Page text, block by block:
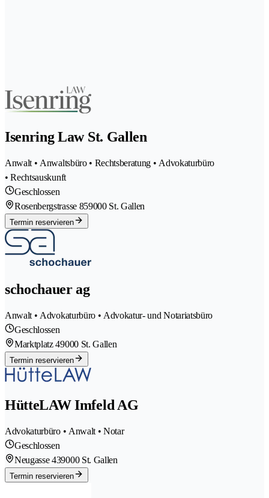
Isenring Law St. Gallen
Anwalt • Anwaltsbüro • Rechtsberatung • Advokaturbüro
• Rechtsauskunft
Geschlossen
Rosenbergstrasse 859000 St. Gallen
Termin reservieren
schochauer ag
Anwalt • Advokaturbüro • Advokatur- und Notariatsbüro
Geschlossen
Marktplatz 49000 St. Gallen
Termin reservieren
HütteLAW Imfeld AG
Advokaturbüro • Anwalt • Notar
Geschlossen
Neugasse 439000 St. Gallen
Termin reservieren